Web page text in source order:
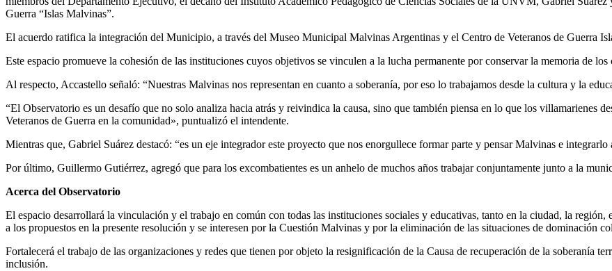
Guerra “Islas Malvinas”.
El acuerdo ratifica la integración del Municipio, a través del Museo Municipal Malvinas Argentinas y el Centro de Veteranos de Guerra
Este espacio promueve la cohesión de las instituciones cuyos objetivos se vinculen a la lucha permanente por conservar la memoria de
Al respecto, Accastello señaló: “Nuestras Malvinas nos representan en cuanto a soberanía, por eso lo trabajamos desde la cultura y la
“El Observatorio es un desafío que no solo analiza hacia atrás y reivindica la causa, sino que también piensa en lo que los villamarienes
Veteranos de Guerra en la comunidad», puntualizó el intendente.
Mientras que, Gabriel Suárez destacó: “es un eje integrador este proyecto que nos enorgullece formar parte y pensar Malvinas e
Por último, Guillermo Gutiérrez, agregó que para los excombatientes es un anhelo de muchos años trabajar conjuntamente junto a la
Acerca del Observatorio
El espacio desarrollará la vinculación y el trabajo en común con todas las instituciones sociales y educativas, tanto en la ciudad, la
a los propuestos en la presente resolución y se interesen por la Cuestión Malvinas y por la eliminación de las situaciones de dominación
Fortalecerá el trabajo de las organizaciones y redes que tienen por objeto la resignificación de la Causa de recuperación de la soberanía
inclusión.